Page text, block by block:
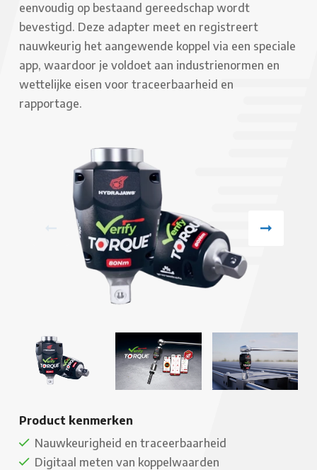
eenvoudig op bestaand gereedschap wordt
bevestigd. Deze adapter meet en registreert
nauwkeurig het aangewende koppel via een speciale
app, waardoor je voldoet aan industrienormen en
wettelijke eisen voor traceerbaarheid en
rapportage.
Product kenmerken
Nauwkeurigheid en traceerbaarheid
Digitaal meten van koppelwaarden